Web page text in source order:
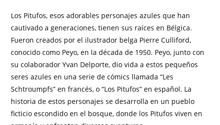
Los Pitufos, esos adorables personajes azules que han
cautivado a generaciones, tienen sus raíces en Bélgica.
Fueron creados por el ilustrador belga Pierre Culliford,
conocido como Peyo, en la década de 1950. Peyo, junto con
su colaborador Yvan Delporte, dio vida a estos pequeños
seres azules en una serie de cómics llamada “Les
Schtroumpfs” en francés, o “Los Pitufos” en español. La
historia de estos personajes se desarrolla en un pueblo
ficticio escondido en el bosque, donde los Pitufos viven en